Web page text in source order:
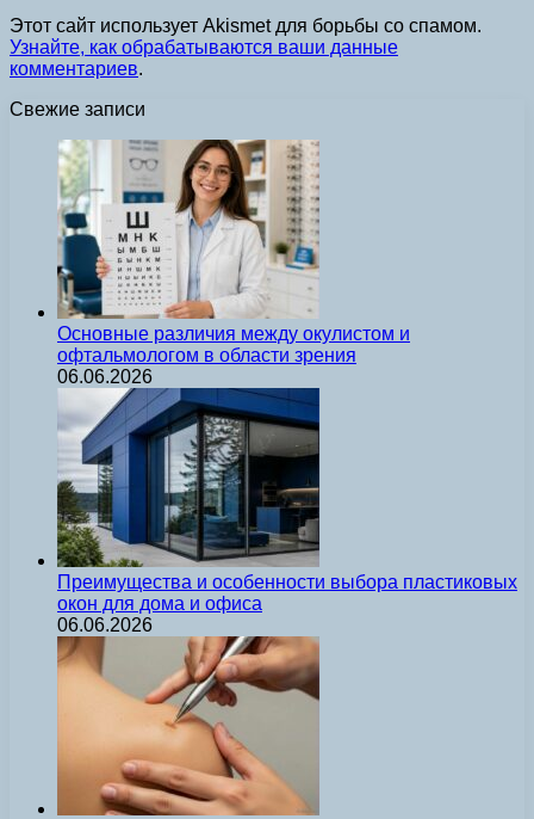
Этот сайт использует Akismet для борьбы со спамом.
Узнайте, как обрабатываются ваши данные
комментариев.
Свежие записи
Основные различия между окулистом и
офтальмологом в области зрения
06.06.2026
Преимущества и особенности выбора пластиковых
окон для дома и офиса
06.06.2026